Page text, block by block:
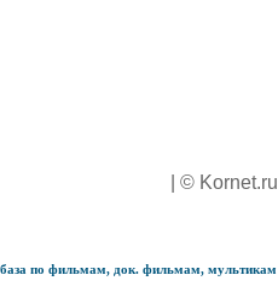
| ©
по фильмам, док. фильмам,